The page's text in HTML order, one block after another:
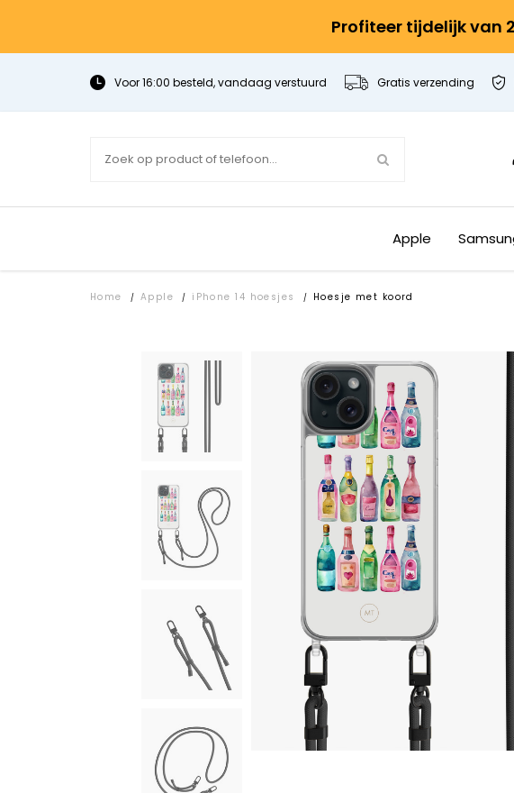
Profiteer tijdelijk van
Voor 16:00 besteld, vandaag verstuurd Gratis verzending
Apple
Home / Apple / iPhone 14 hoesjes / Hoesje met koord